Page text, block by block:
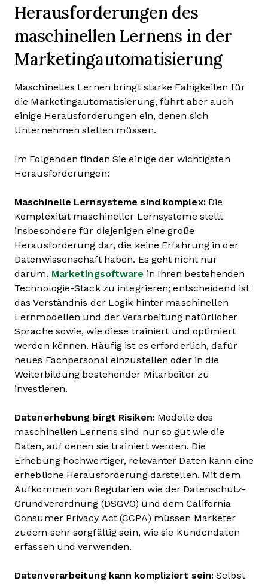
Herausforderungen des
maschinellen Lernens in der
Marketingautomatisierung
Maschinelles Lernen bringt starke Fähigkeiten für
die Marketingautomatisierung, führt aber auch
einige Herausforderungen ein, denen sich
Unternehmen stellen müssen.
Im Folgenden finden Sie einige der wichtigsten
Herausforderungen:
Maschinelle Lernsysteme sind komplex:Die
Komplexität maschineller Lernsysteme stellt
insbesondere für diejenigen eine große
Herausforderung dar, die keine Erfahrung in der
Datenwissenschaft haben. Es geht nicht nur
darum, Marketingsoftware in Ihren bestehenden
Technologie-Stack zu integrieren; entscheidend ist
das Verständnis der Logik hinter maschinellen
Lernmodellen und der Verarbeitung natürlicher
Sprache sowie, wie diese trainiert und optimiert
werden können. Häufig ist es erforderlich, dafür
neues Fachpersonal einzustellen oder in die
Weiterbildung bestehender Mitarbeiter zu
investieren.
Datenerhebung birgt Risiken:Modelle des
maschinellen Lernens sind nur so gut wie die
Daten, auf denen sie trainiert werden. Die
Erhebung hochwertiger, relevanter Daten kann eine
erhebliche Herausforderung darstellen. Mit dem
Aufkommen von Regularien wie der Datenschutz-
Grundverordnung (DSGVO) und dem California
Consumer Privacy Act (CCPA) müssen Marketer
zudem sehr sorgfältig sein, wie sie Kundendaten
erfassen und verwenden.
Datenverarbeitung kann kompliziert sein: Selbst